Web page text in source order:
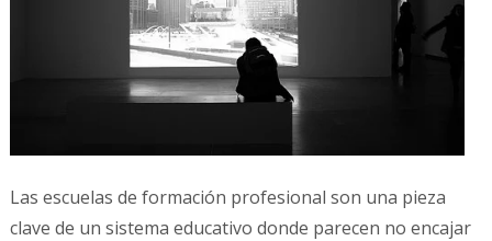
Las escuelas de formación profesional son una pieza
clave de un sistema educativo donde parecen no encajar